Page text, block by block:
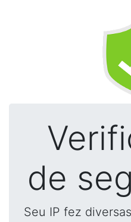
de
Seu IP fez